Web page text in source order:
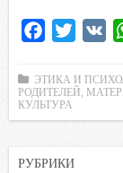
c
e
b
o
i
t
t
ЭТИКА И
РОДИТЕЛЕЙ
КУЛЬТУРА
РУБРИКИ